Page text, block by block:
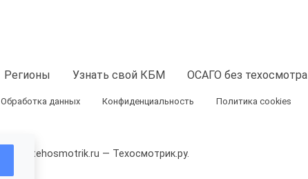
Регионы Узнать свой КБМ ОСАГО без техосмотра
Обработка данных Конфиденциальность Политика cookies
© 2026 tehosmotrik.ru — Техосмотрик.ру.